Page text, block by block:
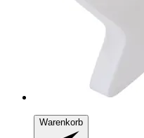
Warenkorb